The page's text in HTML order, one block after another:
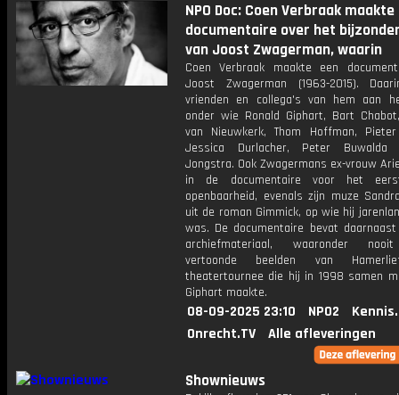
NPO Doc: Coen Verbraak maakte
documentaire over het
van Joost Zwagerman, waarin
Coen Verbraak maakte een
Joost Zwagerman (1963-2015).
vrienden en collega's van hem aan
onder wie Ronald Giphart, Bart
van Nieuwkerk, Thom Hoffman,
Jessica Durlacher, Peter
Jongstra. Ook Zwagermans ex-vrouw
in de documentaire voor het
openbaarheid, evenals zijn muze
uit de roman Gimmick, op wie hij
was. De documentaire bevat
archiefmateriaal, waaronder
vertoonde beelden van
theatertournee die hij in 1998 samen
Giphart maakte.
08-09-2025 23:10 NPO2
Onrecht.TV
Alle afleveringen
Shownieuws